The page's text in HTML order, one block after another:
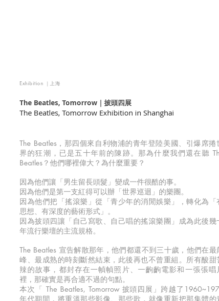
Exhibition ｜上海
The Beatles, Tomorrow｜披頭四展
The Beatles, Tomorrow Exhibition in Shanghai
The Beatles，那四個來自利物浦的青年登陸美國、引爆席捲
界的狂潮，已是五十年前的陳跡。那為什麼我們還在聽
Beatles？他們哪裡偉大？為什麼重要？
因為他們讓「男生留長頭髮」變成一件很酷的事。
因為他們是第一支紅得可以辦「世界巡迴」的樂團。
因為他們把「搖滾樂」從「青少年的消閒娛樂」，轉化為「
思想、有深度的藝術形式」。
因為披頭四讓「自己寫歌、自己唱的搖滾樂團」成為此後幾
年流行樂壇的主流規格。
The Beatles 宣告解散那年，他們都還不到三十歲，他們在最
峰、最成熟的時刻斷然結束，此後再也不曾重組。所有酸甜
辣的故事，都封存在一幀幀照片、一齣齣電影和一張張唱
裡，那確實是再合適不過的句點。
本次「 The Beatles, Tomorrow 披頭四展」跨越了
年代期間，將重溫那些影像、那些歌，就像重新把那集體的